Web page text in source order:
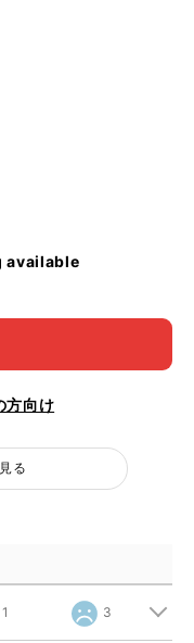
available
方向け
る
1 3